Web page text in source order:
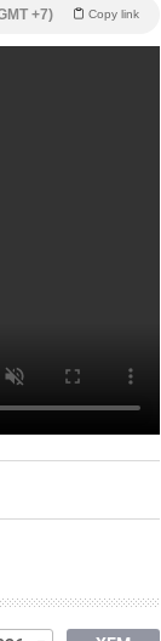
Copy link
+7)